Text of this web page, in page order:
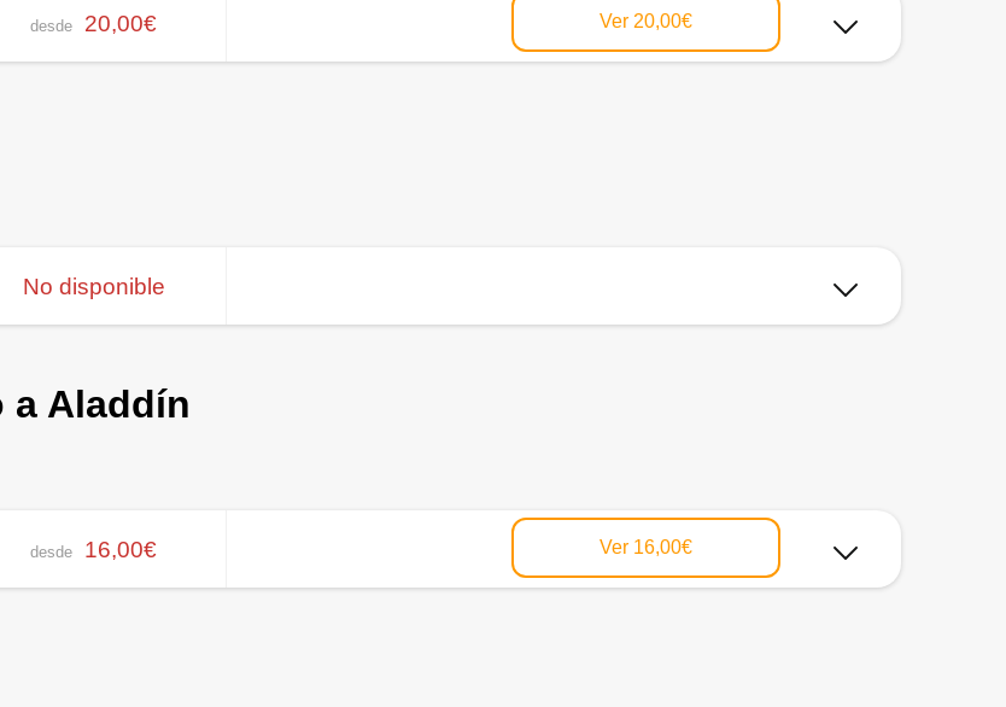
desde 20,00€ Ver 20,00€
No disponible
a Aladdín
desde 16,00€ Ver 16,00€